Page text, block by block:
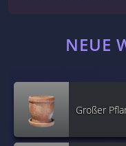
NEUE
Großer